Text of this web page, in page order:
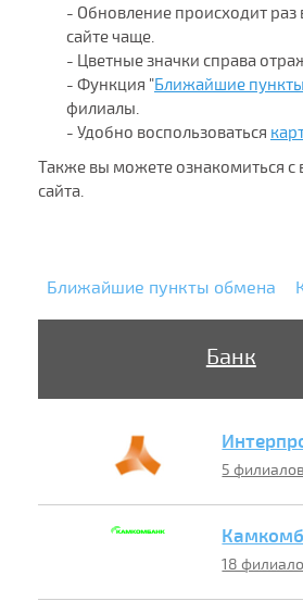
- Обновление происходит
сайте чаще.
- Цветные значки справа
- Функция "Ближайшие
филиалы.
- Удобно воспользоваться
Также вы можете ознакомиться
сайта.
Ближайшие пункты обмена
Банк
5 филиалов
18